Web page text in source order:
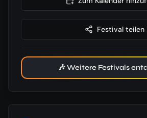
Festival teilen
🎶 Weitere Festivals